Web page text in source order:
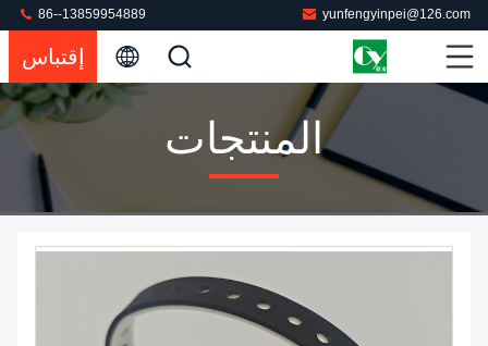
yunfengyinpei@126.com
86--13859954889
إقتباس
المنتجات